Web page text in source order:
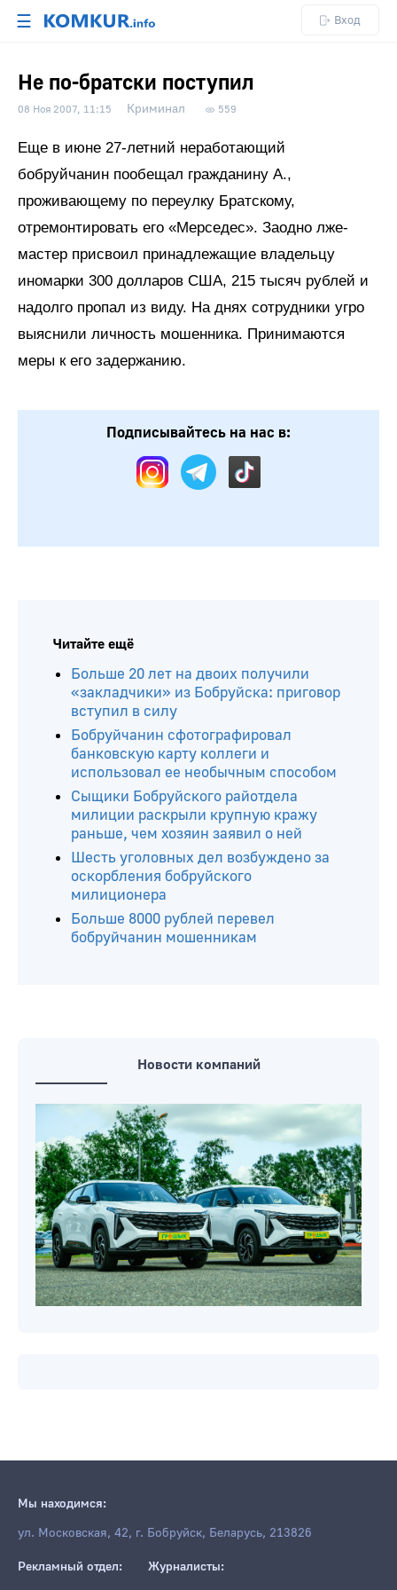
☰ Вход
Не по-братски поступил
08 Ноя 2007, 11:15 Криминал 559
Еще в июне 27-летний неработающий
бобруйчанин пообещал гражданину А.,
проживающему по переулку Братскому,
отремонтировать его «Мерседес». Заодно лже-
мастер присвоил принадлежащие владельцу
иномарки 300 долларов США, 215 тысяч рублей и
надолго пропал из виду. На днях сотрудники угро
выяснили личность мошенника. Принимаются
меры к его задержанию.
Подписывайтесь на нас в:
Читайте ещё
Больше 20 лет на двоих получили
«закладчики» из Бобруйска: приговор
вступил в силу
Бобруйчанин сфотографировал
банковскую карту коллеги и
использовал ее необычным способом
Сыщики Бобруйского райотдела
милиции раскрыли крупную кражу
бобруйчанин мошенникам
Новости компаний